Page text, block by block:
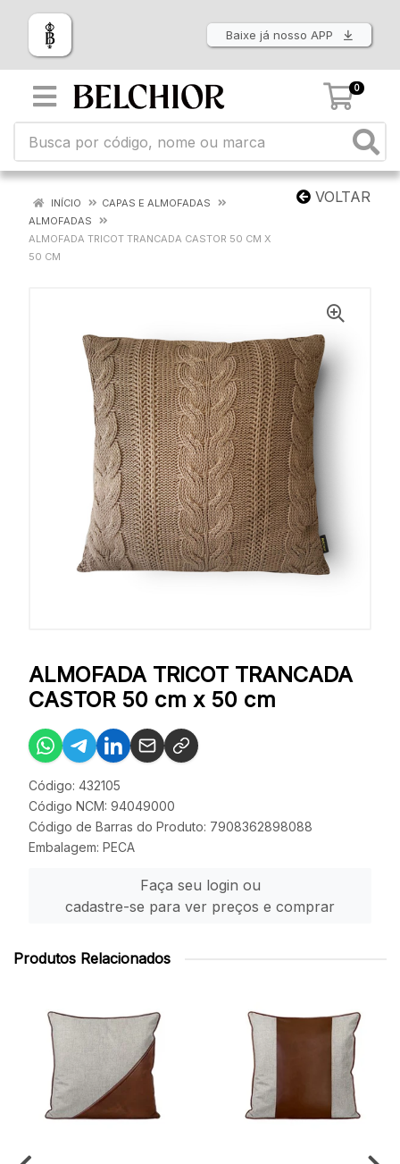
Baixe já nosso APP
0
VOLTAR
INÍCIO
CAPAS E ALMOFADAS
ALMOFADAS
ALMOFADA TRICOT TRANCADA CASTOR 50 CM X
50 CM
ALMOFADA TRICOT TRANCADA
CASTOR 50 cm x 50 cm
Código: 432105
Código NCM: 94049000
Código de Barras do Produto: 7908362898088
Embalagem: PECA
Faça seu login ou
cadastre-se para ver preços e comprar
Produtos Relacionados